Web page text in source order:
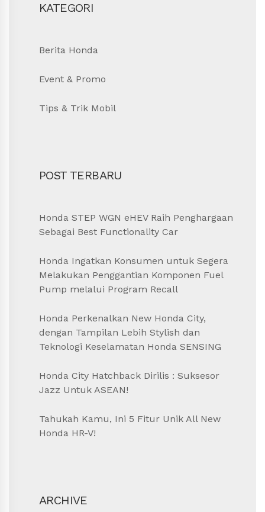
KATEGORI
Berita Honda
Event & Promo
Tips & Trik Mobil
POST TERBARU
Honda STEP WGN eHEV Raih Penghargaan
Sebagai Best Functionality Car
Honda Ingatkan Konsumen untuk Segera
Melakukan Penggantian Komponen Fuel
Pump melalui Program Recall
Honda Perkenalkan New Honda City,
dengan Tampilan Lebih Stylish dan
Teknologi Keselamatan Honda SENSING
Honda City Hatchback Dirilis : Suksesor
Jazz Untuk ASEAN!
Tahukah Kamu, Ini 5 Fitur Unik All New
Honda HR-V!
ARCHIVE